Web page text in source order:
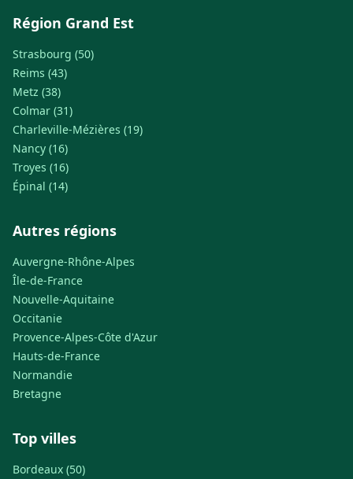
Région Grand Est
Strasbourg (50)
Reims (43)
Metz (38)
Colmar (31)
Charleville-Mézières (19)
Nancy (16)
Troyes (16)
Épinal (14)
Autres régions
Auvergne-Rhône-Alpes
Île-de-France
Nouvelle-Aquitaine
Occitanie
Provence-Alpes-Côte d'Azur
Hauts-de-France
Normandie
Bretagne
Top villes
Bordeaux (50)